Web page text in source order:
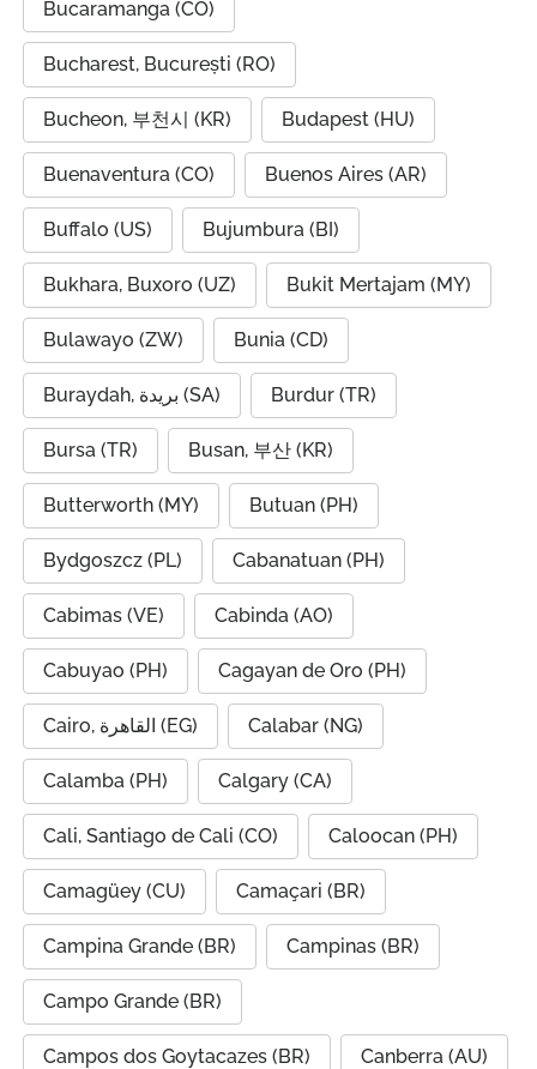
Bucaramanga (CO)
Bucharest, București (RO)
Bucheon, 부천시 (KR) Budapest (HU)
Buenaventura (CO) Buenos Aires (AR)
Buffalo (US) Bujumbura (BI)
Bukhara, Buxoro (UZ) Bukit Mertajam (MY)
Bulawayo (ZW) Bunia (CD)
Buraydah, بريدة (SA) Burdur (TR)
Bursa (TR) Busan, 부산 (KR)
Butterworth (MY) Butuan (PH)
Bydgoszcz (PL) Cabanatuan (PH)
Cabimas (VE) Cabinda (AO)
Cabuyao (PH) Cagayan de Oro (PH)
Cairo, القاهرة (EG) Calabar (NG)
Calamba (PH) Calgary (CA)
Cali, Santiago de Cali (CO) Caloocan (PH)
Camagüey (CU) Camaçari (BR)
Campina Grande (BR) Campinas (BR)
Campo Grande (BR)
Campos dos Goytacazes (BR) Canberra (AU)